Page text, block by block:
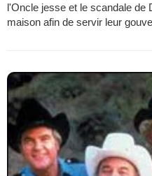
l'Oncle jesse et le scandale de
maison afin de servir leur